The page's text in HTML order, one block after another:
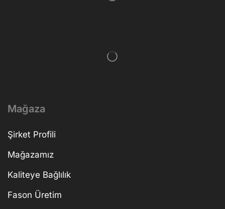
Mağaza
Şirket Profili
Mağazamız
Kaliteye Bağlılık
Fason Üretim